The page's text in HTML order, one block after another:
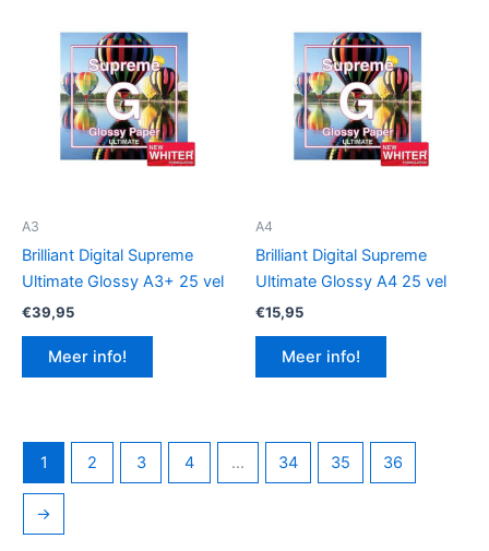
A3
Brilliant Digital Supreme
Ultimate Glossy A3+ 25 vel
€39,95
Meer info!
A4
Brilliant Digital Supreme
Ultimate Glossy A4 25 vel
€15,95
Meer info!
1 2 3 4 … 34 35 36
→